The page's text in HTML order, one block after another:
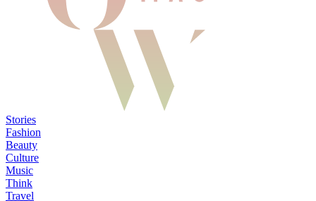
Stories
Fashion
Beauty
Culture
Music
Think
Travel